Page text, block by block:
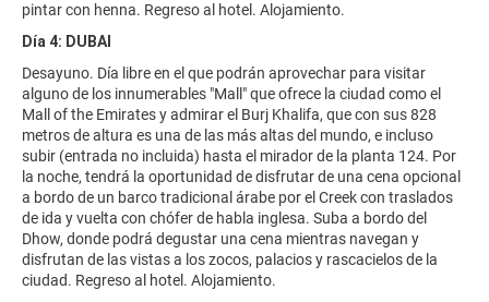
pintar con henna. Regreso al hotel. Alojamiento.
Día 4: DUBAI
Desayuno. Día libre en el que podrán aprovechar para visitar
alguno de los innumerables "Mall" que ofrece la ciudad como el
Mall of the Emirates y admirar el Burj Khalifa, que con sus 828
metros de altura es una de las más altas del mundo, e incluso
subir (entrada no incluida) hasta el mirador de la planta 124. Por
la noche, tendrá la oportunidad de disfrutar de una cena opcional
a bordo de un barco tradicional árabe por el Creek con traslados
de ida y vuelta con chófer de habla inglesa. Suba a bordo del
Dhow, donde podrá degustar una cena mientras navegan y
disfrutan de las vistas a los zocos, palacios y rascacielos de la
ciudad. Regreso al hotel. Alojamiento.